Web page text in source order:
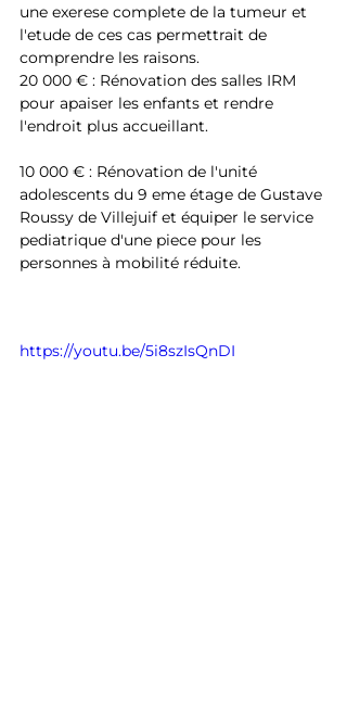
une exerese complete de la tumeur et
l'etude de ces cas permettrait de
comprendre les raisons.
20 000 € : Rénovation des salles IRM
pour apaiser les enfants et rendre
l'endroit plus accueillant.
10 000 € : Rénovation de l'unité
adolescents du 9 eme étage de Gustave
Roussy de Villejuif et équiper le service
pediatrique d'une piece pour les
personnes à mobilité réduite.
https://youtu.be/5i8szIsQnDI